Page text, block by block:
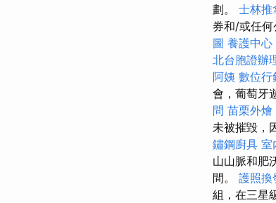
劃。 士林推
券和/或任何
圖 養護中心
北台胞證辦
阿姨 數位行
會，葡萄牙
問 苗栗外燴
未被摧毀，
鏽鋼廚具 室
山山脈和肥
間。 護照換
組，在三星